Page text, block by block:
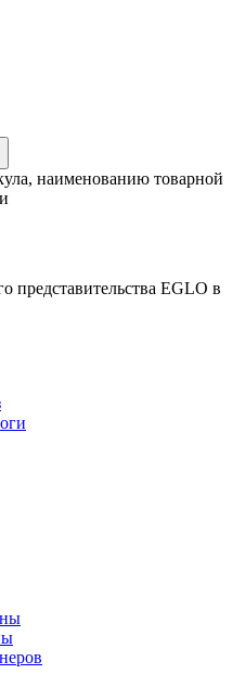
наименованию товарной
представительства EGLO в